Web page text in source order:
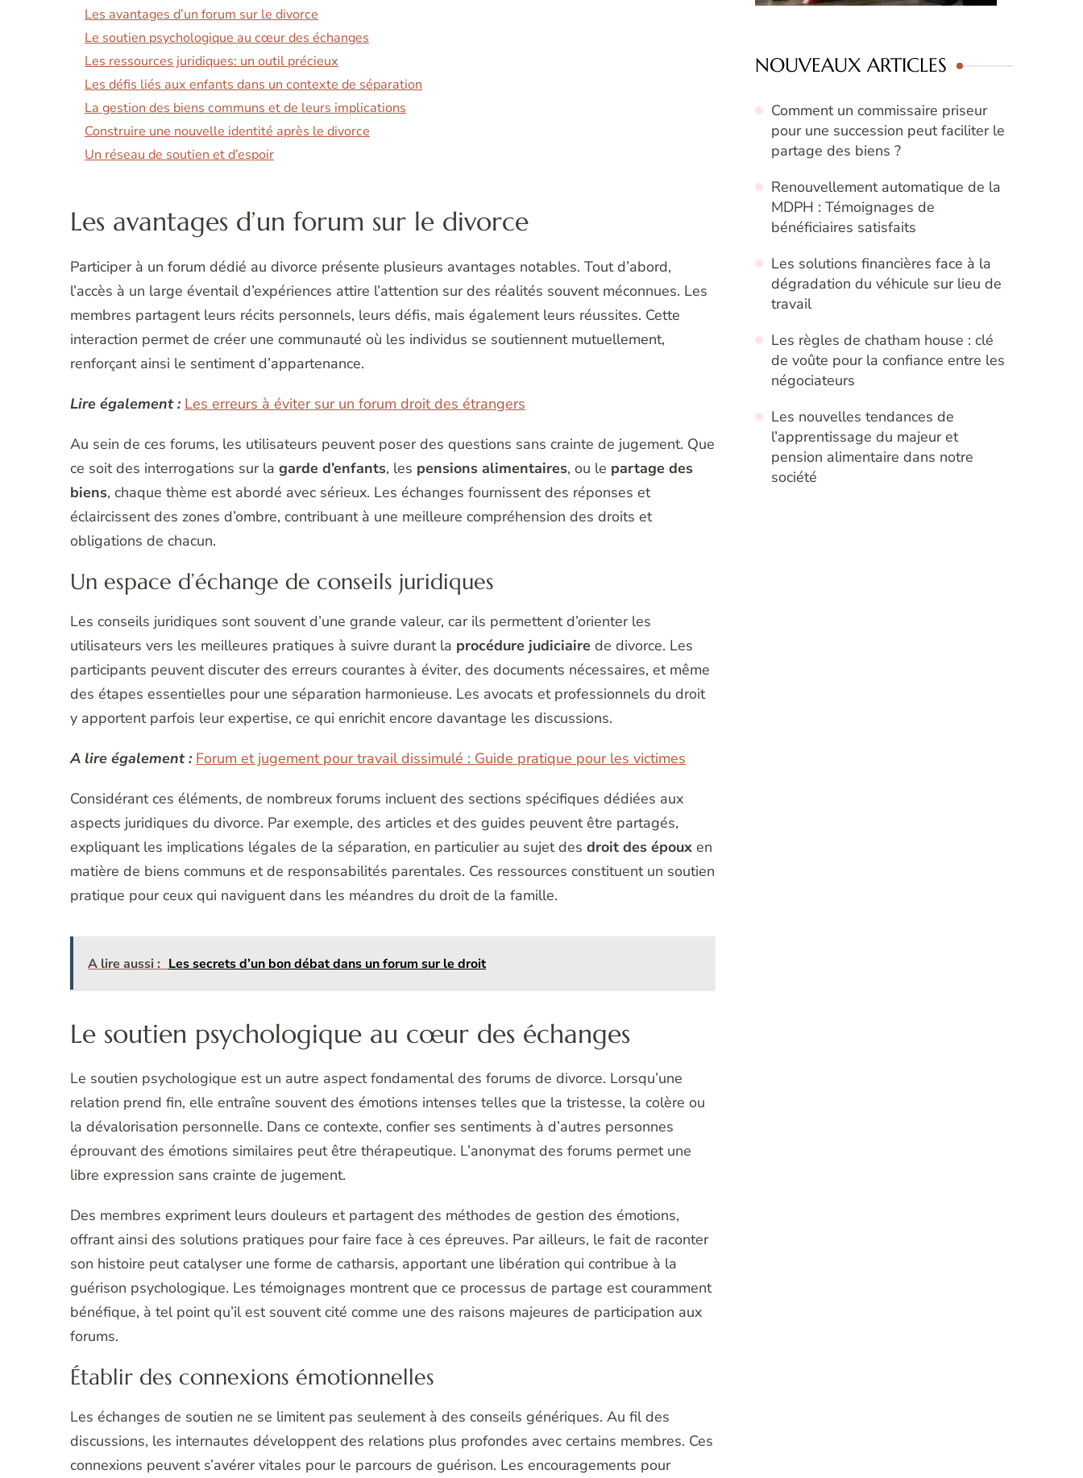
Les avantages d’un forum sur le divorce
Le soutien psychologique au cœur des échanges
Les ressources juridiques: un outil précieux
Les défis liés aux enfants dans un contexte de séparation
La gestion des biens communs et de leurs implications
Construire une nouvelle identité après le divorce
Un réseau de soutien et d’espoir
Les avantages d’un forum sur le divorce
Participer à un forum dédié au divorce présente plusieurs avantages notables. Tout d’abord,
l’accès à un large éventail d’expériences attire l’attention sur des réalités souvent méconnues. Les
membres partagent leurs récits personnels, leurs défis, mais également leurs réussites. Cette
interaction permet de créer une communauté où les individus se soutiennent mutuellement,
renforçant ainsi le sentiment d’appartenance.
Lire également : Les erreurs à éviter sur un forum droit des étrangers
Au sein de ces forums, les utilisateurs peuvent poser des questions sans crainte de jugement. Que
ce soit des interrogations sur la garde d’enfants, les pensions alimentaires, ou le partage des
biens, chaque thème est abordé avec sérieux. Les échanges fournissent des réponses et
éclaircissent des zones d’ombre, contribuant à une meilleure compréhension des droits et
obligations de chacun.
Un espace d’échange de conseils juridiques
Les conseils juridiques sont souvent d’une grande valeur, car ils permettent d’orienter les
utilisateurs vers les meilleures pratiques à suivre durant la procédure judiciaire de divorce. Les
participants peuvent discuter des erreurs courantes à éviter, des documents nécessaires, et même
des étapes essentielles pour une séparation harmonieuse. Les avocats et professionnels du droit
y apportent parfois leur expertise, ce qui enrichit encore davantage les discussions.
A lire également : Forum et jugement pour travail dissimulé : Guide pratique pour les victimes
Considérant ces éléments, de nombreux forums incluent des sections spécifiques dédiées aux
aspects juridiques du divorce. Par exemple, des articles et des guides peuvent être partagés,
expliquant les implications légales de la séparation, en particulier au sujet des droit des époux en
matière de biens communs et de responsabilités parentales. Ces ressources constituent un soutien
pratique pour ceux qui naviguent dans les méandres du droit de la famille.
A lire aussi : Les secrets d’un bon débat dans un forum sur le droit
Le soutien psychologique au cœur des échanges
Le soutien psychologique est un autre aspect fondamental des forums de divorce. Lorsqu’une
relation prend fin, elle entraîne souvent des émotions intenses telles que la tristesse, la colère ou
la dévalorisation personnelle. Dans ce contexte, confier ses sentiments à d’autres personnes
éprouvant des émotions similaires peut être thérapeutique. L’anonymat des forums permet une
libre expression sans crainte de jugement.
Des membres expriment leurs douleurs et partagent des méthodes de gestion des émotions,
offrant ainsi des solutions pratiques pour faire face à ces épreuves. Par ailleurs, le fait de raconter
son histoire peut catalyser une forme de catharsis, apportant une libération qui contribue à la
guérison psychologique. Les témoignages montrent que ce processus de partage est couramment
bénéfique, à tel point qu’il est souvent cité comme une des raisons majeures de participation aux
forums.
Établir des connexions émotionnelles
Les échanges de soutien ne se limitent pas seulement à des conseils génériques. Au fil des
discussions, les internautes développent des relations plus profondes avec certains membres. Ces
connexions peuvent s’avérer vitales pour le parcours de guérison. Les encouragements pour
NOUVEAUX ARTICLES
Comment un commissaire priseur
pour une succession peut faciliter le
partage des biens ?
Renouvellement automatique de la
MDPH : Témoignages de
bénéficiaires satisfaits
Les solutions financières face à la
dégradation du véhicule sur lieu de
travail
Les règles de chatham house : clé
de voûte pour la confiance entre les
négociateurs
Les nouvelles tendances de
l’apprentissage du majeur et
pension alimentaire dans notre
société